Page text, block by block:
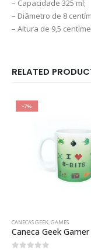
– Capacidade 325 ml;
– Diâmetro de 8
– Altura de 9,5
RELATED
-7%
CANECAS GEEK,GAMES